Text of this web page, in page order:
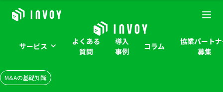
サービス
よくある
質問
導入
事例
コラム
協業パート
募集
M&Aの基礎知識